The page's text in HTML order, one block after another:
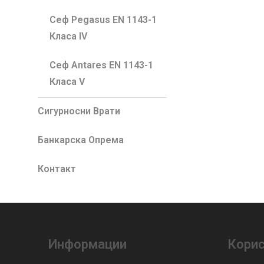
Сеф Pegasus EN 1143-1
Класа IV
Сеф Antares EN 1143-1
Класа V
Сигурносни Врати
Банкарска Опрема
Контакт
Информации